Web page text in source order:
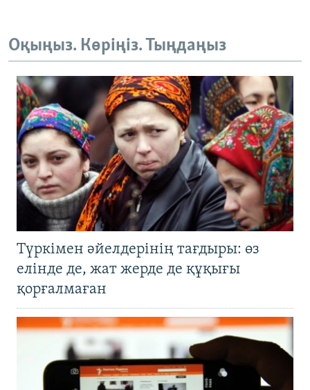
Оқыңыз. Көріңіз. Тыңдаңыз
Түркімен әйелдерінің тағдыры: өз
елінде де, жат жерде де құқығы
қорғалмаған